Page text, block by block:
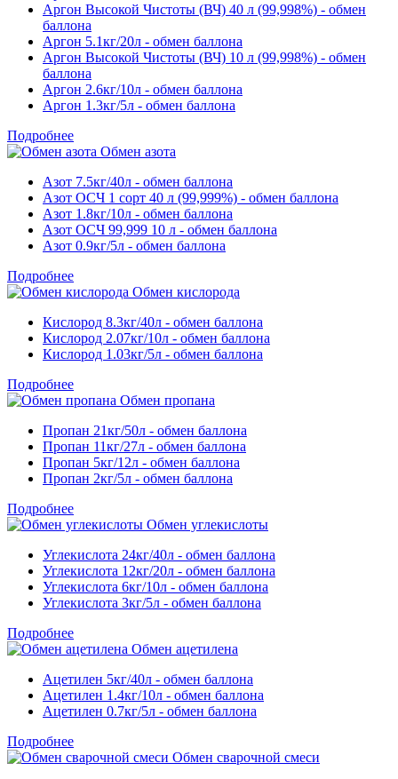
Аргон Высокой Чистоты (ВЧ) 40 л (99,998%) - обмен
баллона
Аргон 5.1кг/20л - обмен баллона
Аргон Высокой Чистоты (ВЧ) 10 л (99,998%) - обмен
баллона
Аргон 2.6кг/10л - обмен баллона
Аргон 1.3кг/5л - обмен баллона
Подробнее
Обмен азота
Азот 7.5кг/40л - обмен баллона
Азот ОСЧ 1 сорт 40 л (99,999%) - обмен баллона
Азот 1.8кг/10л - обмен баллона
Азот ОСЧ 99,999 10 л - обмен баллона
Азот 0.9кг/5л - обмен баллона
Подробнее
Обмен кислорода
Кислород 8.3кг/40л - обмен баллона
Кислород 2.07кг/10л - обмен баллона
Кислород 1.03кг/5л - обмен баллона
Подробнее
Обмен пропана
Пропан 21кг/50л - обмен баллона
Пропан 11кг/27л - обмен баллона
Пропан 5кг/12л - обмен баллона
Пропан 2кг/5л - обмен баллона
Подробнее
Обмен углекислоты
Углекислота 24кг/40л - обмен баллона
Углекислота 12кг/20л - обмен баллона
Углекислота 6кг/10л - обмен баллона
Углекислота 3кг/5л - обмен баллона
Подробнее
Обмен ацетилена
Ацетилен 5кг/40л - обмен баллона
Ацетилен 1.4кг/10л - обмен баллона
Ацетилен 0.7кг/5л - обмен баллона
Подробнее
Обмен сварочной смеси